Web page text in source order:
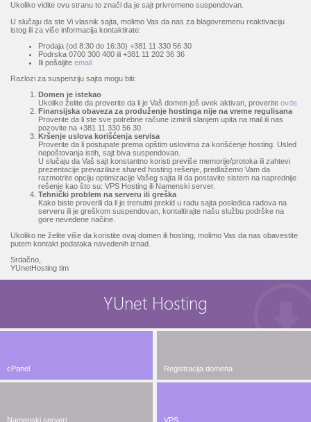
Ukoliko vidite ovu stranu to znači da je sajt privremeno suspendovan.
U slučaju da ste Vi vlasnik sajta, molimo Vas da nas za blagovremenu reaktivaciju
istog ili za više informacija kontaktirate:
Prodaja (od 8:30 do 16:30) +381 11 330 56 30
Podrska 0700 300 400 ili +381 11 202 36 36
Ili pošaljite email
Razlozi za suspenziju sajta mogu biti:
Domen je istekao
Ukoliko želite da proverite da li je Vaš domen još uvek aktivan, proverite ovde
Finansijska obaveza za produženje hostinga nije na vreme regulisana
Proverite da li ste sve potrebne račune izmirili slanjem upita na mail ili nas
pozovite na +381 11 330 56 30.
Kršenje uslova korišćenja servisa
Proverite da li postupate prema opštim uslovima za korišćenje hosting. Usled
nepoštovanja istih, sajt biva suspendovan.
U slučaju da Vaš sajt konstantno koristi previše memorije/protoka ili zahtevi
prezentacije prevazilaze shared hosting rešenje, predlažemo Vam da
razmotrite opciju optimizacije Vašeg sajta ili da postavite sistem na naprednije
rešenje kao što su: VPS Hosting ili Namenski server.
Tehnički problem na serveru ili greška
Kako biste proverili da li je trenutni prekid u radu sajta posledica radova na
serveru ili je greškom suspendovan, kontaltirajte našu službu podrške na
gore nevedene načine.
Ukoliko ne želite više da koristite ovaj domen ili hosting, molimo Vas da nas obavestite
putem kontakt podataka navedenih iznad.
Srdačno,
YUnetHosting tim
YUnet Hosting
cPanel Registracija domena
Namenski serveri VPS